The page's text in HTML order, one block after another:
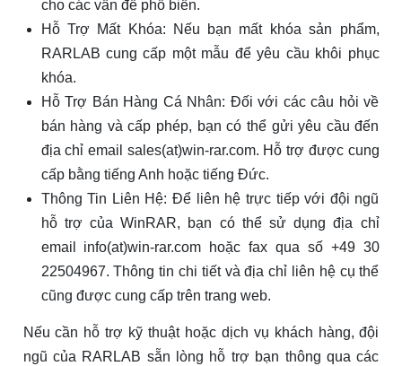
cho các vấn đề phổ biến.
Hỗ Trợ Mất Khóa: Nếu bạn mất khóa sản phẩm,
RARLAB cung cấp một mẫu để yêu cầu khôi phục
khóa.
Hỗ Trợ Bán Hàng Cá Nhân: Đối với các câu hỏi về
bán hàng và cấp phép, bạn có thể gửi yêu cầu đến
địa chỉ email sales(at)win-rar.com. Hỗ trợ được cung
cấp bằng tiếng Anh hoặc tiếng Đức.
Thông Tin Liên Hệ: Để liên hệ trực tiếp với đội ngũ
hỗ trợ của WinRAR, bạn có thể sử dụng địa chỉ
email info(at)win-rar.com hoặc fax qua số +49 30
22504967. Thông tin chi tiết và địa chỉ liên hệ cụ thể
cũng được cung cấp trên trang web.
Nếu cần hỗ trợ kỹ thuật hoặc dịch vụ khách hàng, đội
ngũ của RARLAB sẵn lòng hỗ trợ bạn thông qua các